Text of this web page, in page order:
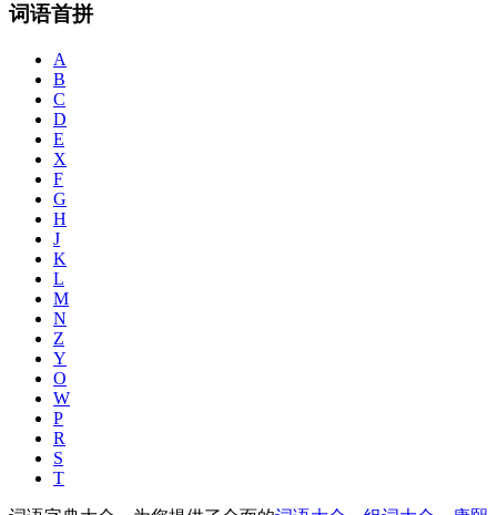
词语首拼
A
B
C
D
E
X
F
G
H
J
K
L
M
N
Z
Y
O
W
P
R
S
T